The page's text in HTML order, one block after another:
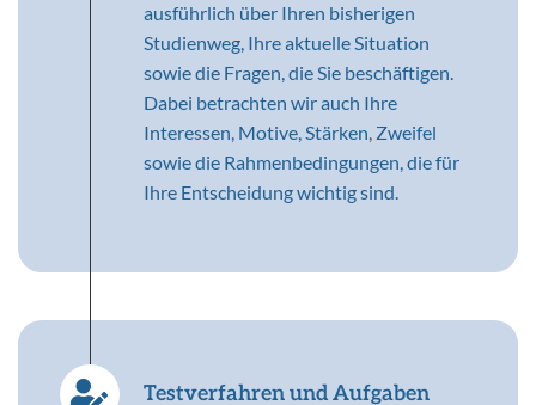
ausführlich über Ihren bisherigen
Studienweg, Ihre aktuelle Situation
sowie die Fragen, die Sie beschäftigen.
Dabei betrachten wir auch Ihre
Interessen, Motive, Stärken, Zweifel
sowie die Rahmenbedingungen, die für
Ihre Entscheidung wichtig sind.
Testverfahren und Aufgaben